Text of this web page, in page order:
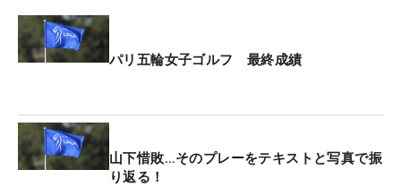
パリ五輪女子ゴルフ 最終成績
山下惜敗…そのプレーをテキストと写真で振
り返る！